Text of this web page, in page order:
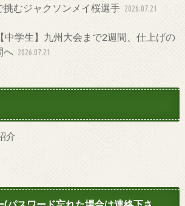
挑むジャクソンメイ桜選手 2026.07.21
【中学生】九州大会まで2週間、仕上げの
へ 2026.07.21
介